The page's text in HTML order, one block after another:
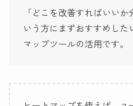
「どこを改善すればいい
いう方にまずおすすめした
マップツールの活用です。